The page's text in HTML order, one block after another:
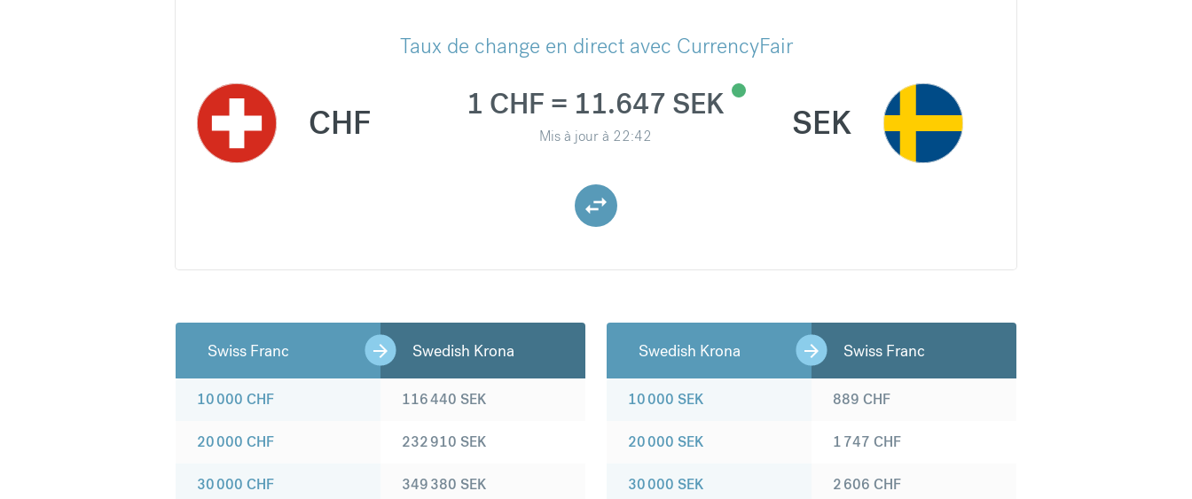
Taux de change en direct avec CurrencyFair
CHF 1 CHF = 11.647 SEK
Mis à jour à 22:42 SEK
Swiss Franc Swedish Krona
10 000 CHF
20 000 CHF
30 000 CHF
116 440 SEK
232 910 SEK
349 380 SEK
Swedish Krona Swiss Franc
10 000 SEK
20 000 SEK
30 000 SEK
889 CHF
1 747 CHF
2 606 CHF